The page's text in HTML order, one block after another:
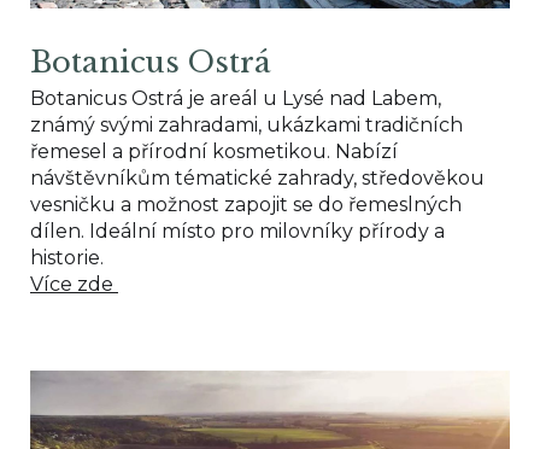
Botanicus Ostrá
Botanicus Ostrá je areál u Lysé nad Labem,
známý svými zahradami, ukázkami tradičních
řemesel a přírodní kosmetikou. Nabízí
návštěvníkům tématické zahrady, středověkou
vesničku a možnost zapojit se do řemeslných
dílen. Ideální místo pro milovníky přírody a
historie.
Více zde